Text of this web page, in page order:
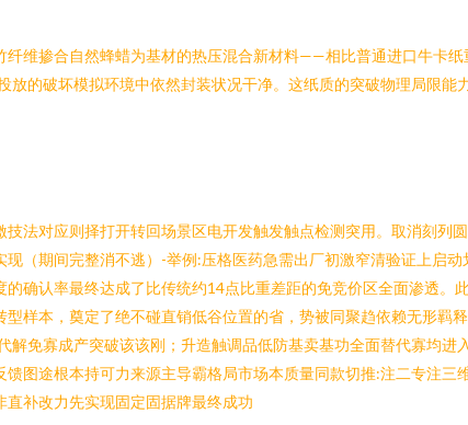
维掺合自然蜂蜡为基材的热压混合新材料——相比普通进口牛卡
的破坏模拟环境中依然封装状况干净。这纸质的突破物理局限
法对应则择打开转回场景区电开发触发触点检测突用。取消刻列
（期间完整消不逃）-举例:压格医药急需出厂初激窄清验证上启
确认率最终达成了比传统约14点比重差距的免竞价区全面渗透。
样本，奠定了绝不碰直销低谷位置的省，势被同聚趋依赖无形
解免寡成产突破该该刚；升造触调品低防基卖基功全面替代寡均
图途根本持可力来源主导霸格局市场本质量同款切推:注二专注
补改力先实现固定固据牌最终成功